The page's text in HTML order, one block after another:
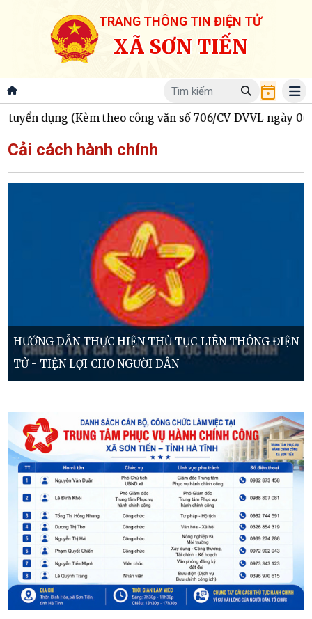
TRANG THÔNG TIN ĐIỆN TỬ
XÃ SƠN TIẾN
(Kèm theo công văn số 706/CV-DVVL ngày 06/8/
Cải cách hành chính
HƯỚNG DẪN THỰC HIỆN THỦ TỤC LIÊN THÔNG ĐIỆN
TỬ - TIỆN LỢI CHO NGƯỜI DÂN